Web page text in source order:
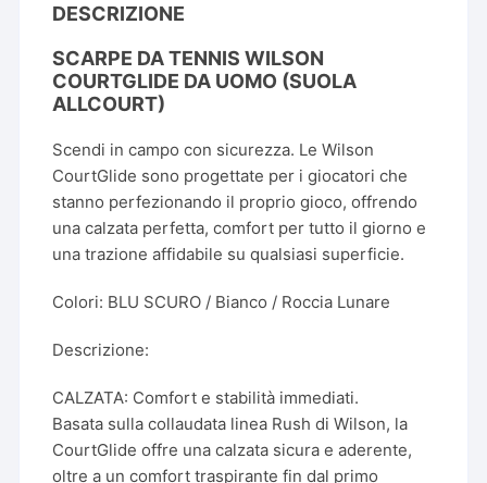
DESCRIZIONE
SCARPE DA TENNIS WILSON
COURTGLIDE DA UOMO (SUOLA
ALLCOURT)
Scendi in campo con sicurezza. Le Wilson
CourtGlide sono progettate per i giocatori che
stanno perfezionando il proprio gioco, offrendo
una calzata perfetta, comfort per tutto il giorno e
una trazione affidabile su qualsiasi superficie.
Colori: BLU SCURO / Bianco / Roccia Lunare
Descrizione:
CALZATA: Comfort e stabilità immediati.
Basata sulla collaudata linea Rush di Wilson, la
CourtGlide offre una calzata sicura e aderente,
oltre a un comfort traspirante fin dal primo